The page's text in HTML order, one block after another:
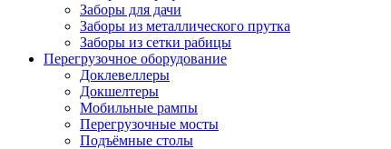
Заборы для дачи
Заборы из металлического прутка
Заборы из сетки рабицы
Перегрузочное оборудование
Доклевеллеры
Докшелтеры
Мобильные рампы
Перегрузочные мосты
Подъёмные столы